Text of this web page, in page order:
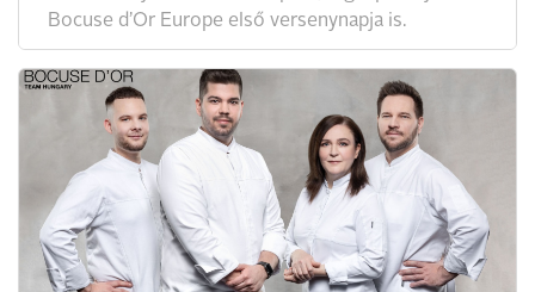
Bocuse d’Or Europe első versenynapja is.